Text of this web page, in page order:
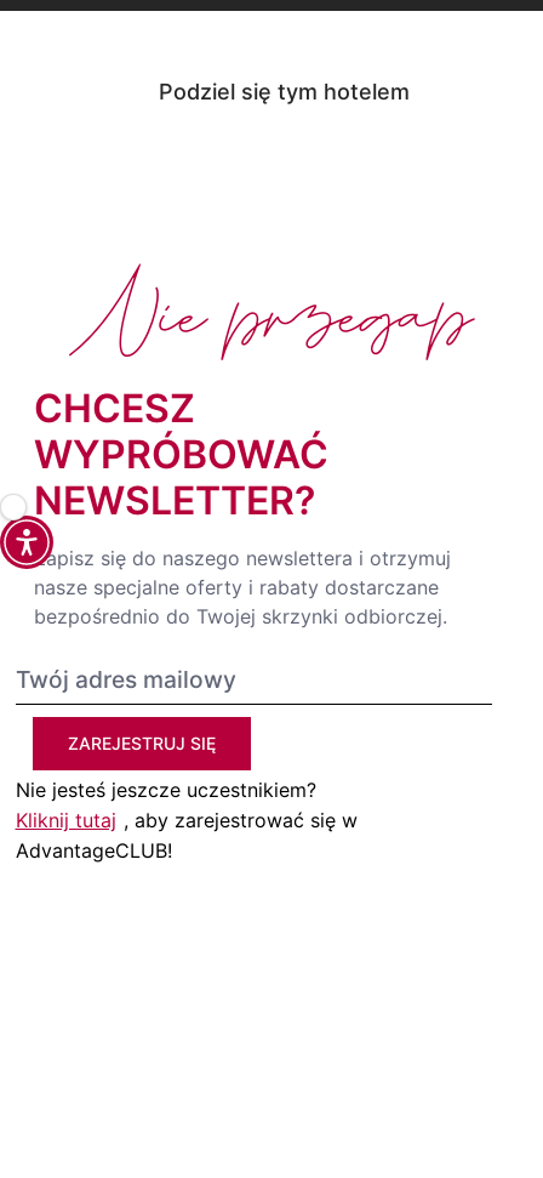
Podziel się tym hotelem
CHCESZ
WYPRÓBOWAĆ
NEWSLETTER?
Zapisz się do naszego newslettera i otrzymuj
nasze specjalne oferty i rabaty dostarczane
bezpośrednio do Twojej skrzynki odbiorczej.
ZAREJESTRUJ SIĘ
Nie jesteś jeszcze uczestnikiem?
Kliknij tutaj , aby zarejestrować się w
AdvantageCLUB!
Nie przegap